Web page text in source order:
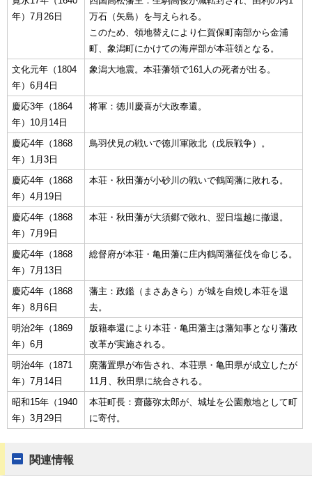
年）7月26日
万石（矢島）を与えられる。
このため、領地替えにより仁賀保町南部から金浦
町、象潟町にかけての海岸部が本荘領となる。
文化元年（1804
年）6月4日
象潟大地震。本荘藩領で161人の死者が出る。
慶応3年（1864
年）10月14日
将軍：徳川慶喜が大政奉還。
慶応4年（1868
年）1月3日
鳥羽伏見の戦いで徳川軍敗北（戊辰戦争）。
慶応4年（1868
年）4月19日
本荘・秋田藩が小砂川の戦いで鶴岡藩に敗れる。
慶応4年（1868
年）7月9日
本荘・秋田藩が大須郷で敗れ、翌日塩越に撤退。
慶応4年（1868
年）7月13日
総督府が本荘・亀田藩に庄内鶴岡藩征伐を命じる。
慶応4年（1868
年）8月6日
藩主：政鑑（まさあきら）が城を自焼し本荘を退
去。
明治2年（1869
年）6月
版籍奉還により本荘・亀田藩主は藩知事となり藩政
改革が実施される。
明治4年（1871
年）7月14日
廃藩置県が布告され、本荘県・亀田県が成立したが
11月、秋田県に統合される。
昭和15年（1940
年）3月29日
本荘町長：齋藤弥太郎が、城址を公園敷地として町
に寄付。
関連情報